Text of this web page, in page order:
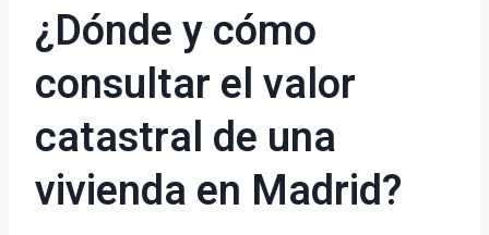
¿Dónde y cómo
consultar el valor
catastral de una
vivienda en Madrid?